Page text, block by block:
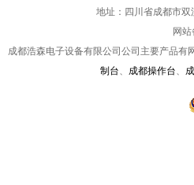
地址：四川省成都市
网
成都浩森电子设备有限公司公司主要产品
制台、 成都操作台、